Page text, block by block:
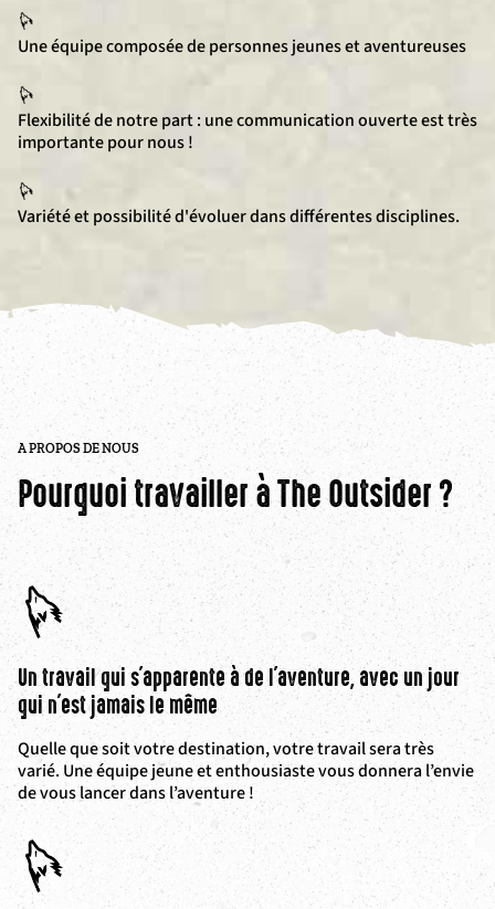
Une équipe composée de personnes jeunes et aventureuses
Flexibilité de notre part : une communication ouverte est très
importante pour nous !
Variété et possibilité d'évoluer dans différentes disciplines.
A PROPOS DE NOUS
Pourquoi travailler à The Outsider ?
Un travail qui s'apparente à de l'aventure, avec un jour
qui n'est jamais le même
Quelle que soit votre destination, votre travail sera très
varié. Une équipe jeune et enthousiaste vous donnera l’envie
de vous lancer dans l’aventure !